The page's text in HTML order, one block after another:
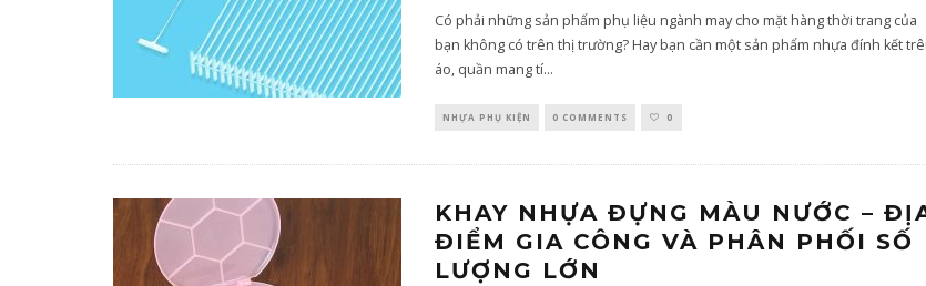
Có phải những sản phẩm phụ liệu ngành may cho mặt hàng thời trang của
bạn không có trên thị trường? Hay bạn cần một sản phẩm nhựa đính kết
áo, quần mang tí...
NHỰA PHỤ KIỆN 0 COMMENTS 0
KHAY NHỰA ĐỰNG MÀU NƯỚC –
ĐIỂM GIA CÔNG VÀ PHÂN PHỐI SỐ
LƯỢNG LỚN